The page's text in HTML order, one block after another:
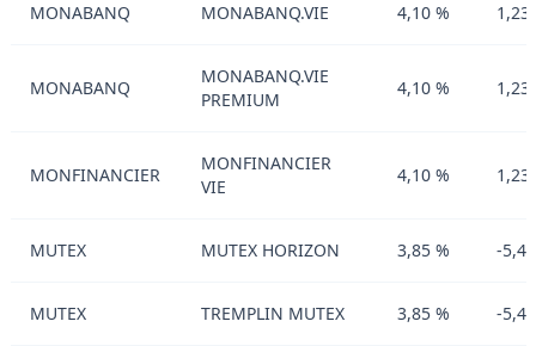
MONABANQ MONABANQ.VIE 4,10 %
MONABANQ
MONABANQ.VIE
PREMIUM
4,10 %
MONFINANCIER
MONFINANCIER
VIE
4,10 %
MUTEX MUTEX HORIZON 3,85 % -
MUTEX TREMPLIN MUTEX 3,85 % -